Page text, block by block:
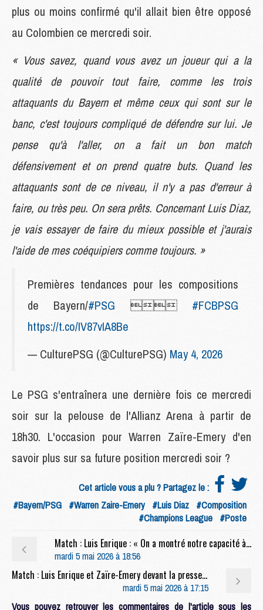
plus ou moins confirmé qu'il allait bien être opposé
au Colombien ce mercredi soir.
« Vous savez, quand vous avez un joueur qui a la
qualité de pouvoir tout faire, comme les trois
attaquants du Bayern et même ceux qui sont sur le
banc, c'est toujours compliqué de défendre sur lui. Je
pense qu'à l'aller, on a fait un bon match
défensivement et on prend quatre buts. Quand les
attaquants sont de ce niveau, il n'y a pas d'erreur à
faire, ou très peu. On sera prêts. Concernant Luis Diaz,
je vais essayer de faire du mieux possible et j'aurais
l'aide de mes coéquipiers comme toujours. »
Premières tendances pour les compositions
de Bayern/#PSG  #FCBPSG
https://t.co/IV87vIA8Be
— CulturePSG (@CulturePSG) May 4, 2026
Le PSG s'entraînera une dernière fois ce mercredi
soir sur la pelouse de l'Allianz Arena à partir de
18h30. L'occasion pour Warren Zaïre-Emery d'en
savoir plus sur sa future position mercredi soir ?
Cet article vous a plu ? Partagez le :
#Bayern/PSG #Warren Zaire-Emery #Luis Diaz #Composition
#Champions League #Poste
Match : Luis Enrique : « On a montré notre capacité à gérer des moments difficiles »
mardi 5 mai 2026 à 18:56
Match : Luis Enrique et Zaïre-Emery devant la presse à 17h15 avant Bayern/PSG (live video)
mardi 5 mai 2026 à 17:15
Vous pouvez retrouver les commentaires de l'article sous les